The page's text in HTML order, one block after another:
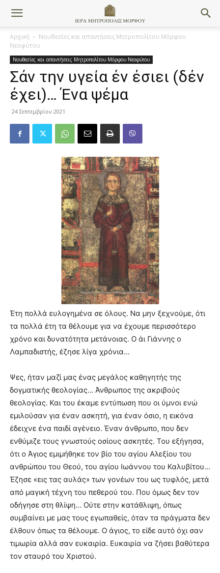
Αρχική
Νουθεσίες και απαντήσεις Μητροπολίτου Μόρφου
Νεοφύτου
Νουθεσίες και απαντήσεις Μητροπολίτου Μόρφου Νεοφύτου
Σάν την υγεία έν έσιει (δέν
έχει)… Ένα ψέμα
24 Σεπτεμβρίου 2021
Έτη πολλά ευλογημένα σε όλους. Να μην ξεχνούμε, ότι
τα πολλά έτη τα θέλουμε για να έχουμε περισσότερο
χρόνο και δυνατότητα μετάνοιας. Ο άι Γιάννης ο
Λαμπαδιστής, έζησε λίγα χρόνια…
Ψες, ήταν μαζί μας ένας μεγάλος καθηγητής της
δογματικής θεολογίας… Άνθρωπος της ακριβούς
θεολογίας. Και του έκαμε εντύπωση που οι ύμνοι ενώ
εμιλούσαν για έναν ασκητή, για έναν όσιο, η εικόνα
έδειχνε ένα παιδί αγένειο. Έναν άνθρωπο, που δεν
ενθύμιζε τους γνωστούς οσίους ασκητές. Του εξήγησα,
ότι ο Άγιος εμιμήθηκε τον βίο του αγίου Αλεξίου του
ανθρώπου του Θεού, του αγίου Ιωάννου του Καλυβίτου…
Έζησε «εις τας αυλάς» των γονέων του ως τυφλός, μετά
από μαγική τέχνη του πεθερού του. Που όμως δεν τον
οδήγησε στη θλίψη… Ούτε στην κατάθλιψη, όπως
συμβαίνει με μας τους εγωπαθείς, όταν τα πράγματα δεν
έλθουν όπως τα θέλουμε. Ο άγιος, το είδε αυτό όχι σαν
τιμωρία αλλά σαν ευκαιρία. Ευκαιρία να ζήσει βαθύτερα
τον σταυρό του Χριστού.